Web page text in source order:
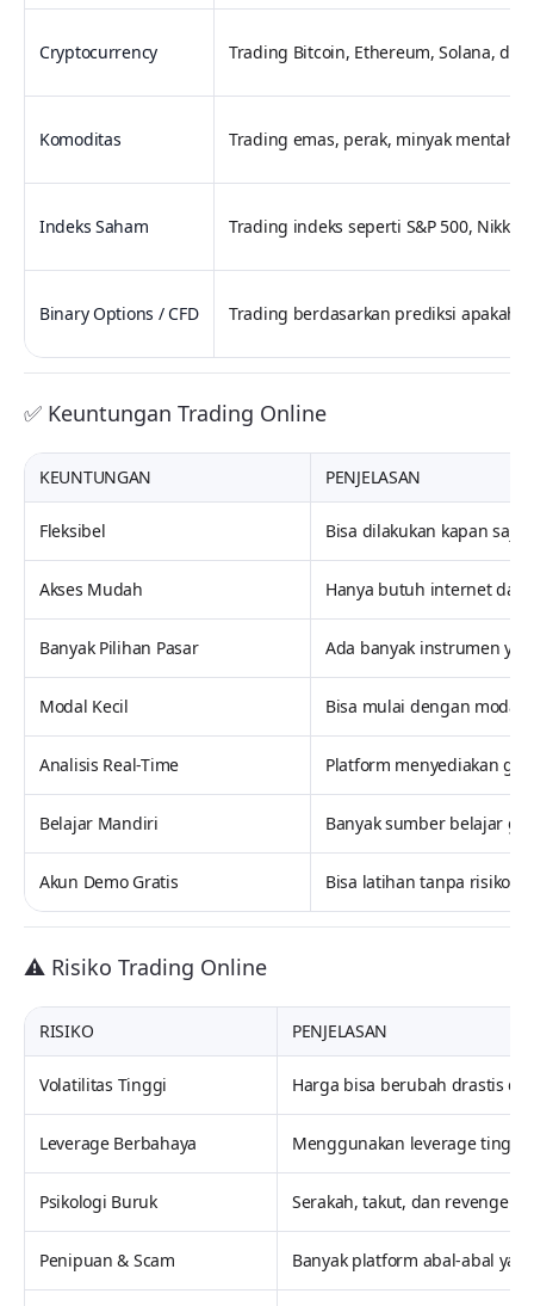
Cryptocurrency Trading Bitcoin, Ethereum, Solana, dll
Komoditas Trading emas, perak, minyak mentah
Indeks Saham Trading indeks seperti S&P 500, Nikkei,
Binary Options / CFD Trading berdasarkan prediksi apakah
✅ Keuntungan Trading Online
KEUNTUNGAN PENJELASAN
Fleksibel Bisa dilakukan kapan saja
Akses Mudah Hanya butuh internet dan
Banyak Pilihan Pasar Ada banyak instrumen
Modal Kecil Bisa mulai dengan modal
Analisis Real-Time Platform menyediakan
Belajar Mandiri Banyak sumber belajar
Akun Demo Gratis Bisa latihan tanpa risiko
⚠️ Risiko Trading Online
RISIKO PENJELASAN
Volatilitas Tinggi Harga bisa berubah drastis
Leverage Berbahaya Menggunakan leverage tinggi
Psikologi Buruk Serakah, takut, dan revenge
Penipuan & Scam Banyak platform abal-abal